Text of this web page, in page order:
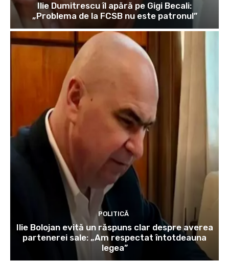
Ilie Dumitrescu îl apără pe Gigi Becali:
„Problema de la FCSB nu este patronul”
POLITICĂ
Ilie Bolojan evită un răspuns clar despre averea
partenerei sale: „Am respectat întotdeauna
legea”